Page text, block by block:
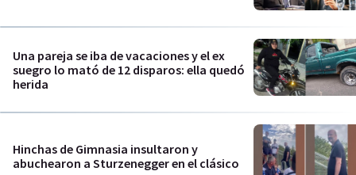
Una pareja se iba de vacaciones y el ex
suegro lo mató de 12 disparos: ella quedó
herida
Hinchas de Gimnasia insultaron y
abuchearon a Sturzenegger en el clásico